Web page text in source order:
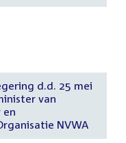
d.d. 25 mei
van
en
NVWA